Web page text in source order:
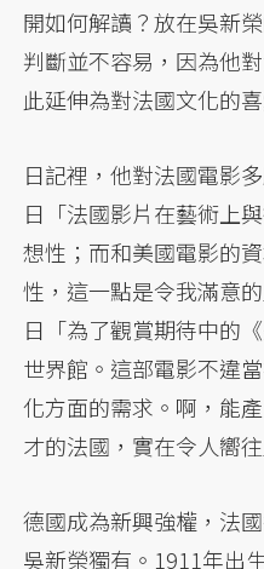
開如何解讀？放在吳新
判斷並不容易，因為他
此延伸為對法國文化的喜
日記裡，他對法國電影
日「法國影片在藝術上
想性；而和美國電影的
性，這一點是令我滿意
日「為了觀賞期待中的
世界館。這部電影不違
化方面的需求。啊，能
才的法國，實在令人嚮往
德國成為新興強權，法
吳新榮獨有。1911年出